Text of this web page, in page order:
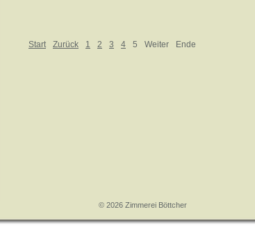
Start Zurück 1 2 3 4 5 Weiter Ende
© 2026 Zimmerei Böttcher